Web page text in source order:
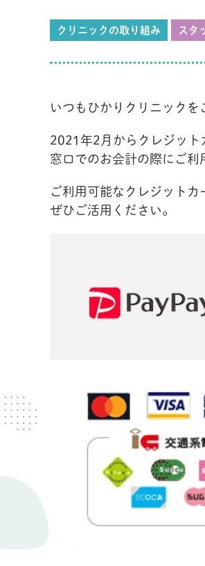
クリニックの取り組み スタ
いつもひかりクリニックを
2021年2月からクレジット
窓口でのお会計の際にご利
ご利用可能なクレジットカ
ぜひご活用ください。